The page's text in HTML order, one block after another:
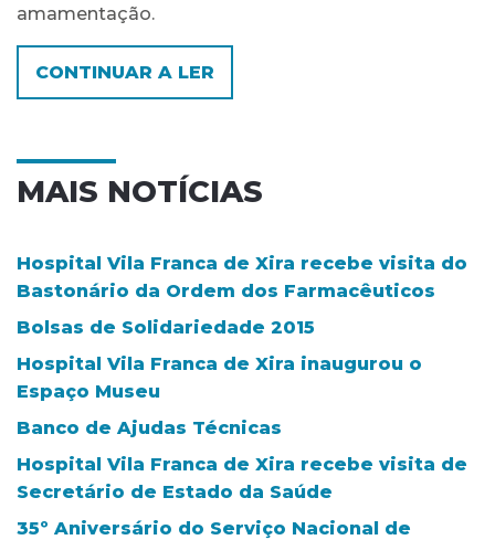
amamentação.
CONTINUAR A LER
MAIS NOTÍCIAS
Hospital Vila Franca de Xira recebe visita do
Bastonário da Ordem dos Farmacêuticos
Bolsas de Solidariedade 2015
Hospital Vila Franca de Xira inaugurou o
Espaço Museu
Banco de Ajudas Técnicas
Hospital Vila Franca de Xira recebe visita de
Secretário de Estado da Saúde
35º Aniversário do Serviço Nacional de